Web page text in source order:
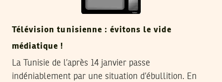
Télévision tunisienne : évitons le vide
médiatique !
La Tunisie de l’après 14 janvier passe
indéniablement par une situation d’ébullition. En